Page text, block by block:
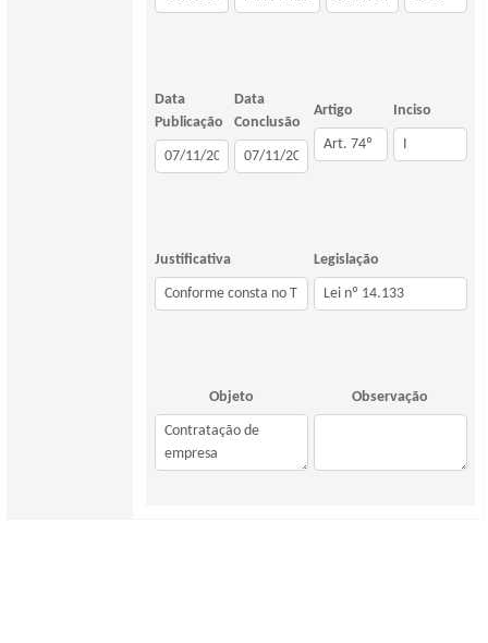
Data
Publicação
Data
Conclusão
Artigo Inciso
Justificativa Legislação
Objeto Observação